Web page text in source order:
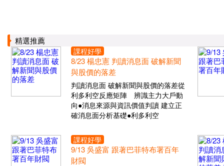
精選推薦
課程好學
8/23 楊忠憲 判讀消息面 破解新聞
與股價的落差
判讀消息面 破解新聞與股價的落差從
利多利空反應矩陣 辨識主力大戶動
向●消息來源與資訊價值判讀 建立正
確消息面分析基礎●利多利空
課程好學
9/13 吳盛富 跟著巴菲特布署百年
財閥